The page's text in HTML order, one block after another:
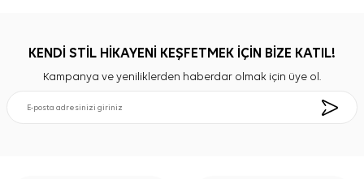
KENDİ STİL HİKAYENİ KEŞFETMEK İÇİN BİZE KATIL!
Kampanya ve yeniliklerden haberdar olmak için üye ol.